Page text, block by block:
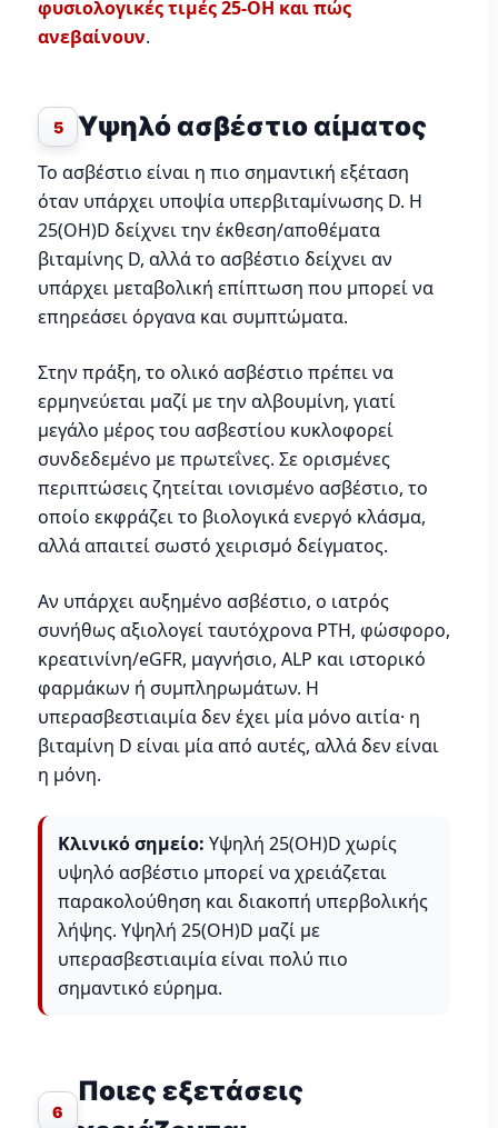
φυσιολογικές τιμές 25-OH και πώς
ανεβαίνουν.
5 Υψηλό ασβέστιο αίματος
Το ασβέστιο είναι η πιο σημαντική εξέταση
όταν υπάρχει υποψία υπερβιταμίνωσης D. Η
25(OH)D δείχνει την έκθεση/αποθέματα
βιταμίνης D, αλλά το ασβέστιο δείχνει αν
υπάρχει μεταβολική επίπτωση που μπορεί να
επηρεάσει όργανα και συμπτώματα.
Στην πράξη, το ολικό ασβέστιο πρέπει να
ερμηνεύεται μαζί με την αλβουμίνη, γιατί
μεγάλο μέρος του ασβεστίου κυκλοφορεί
συνδεδεμένο με πρωτεΐνες. Σε ορισμένες
περιπτώσεις ζητείται ιονισμένο ασβέστιο, το
οποίο εκφράζει το βιολογικά ενεργό κλάσμα,
αλλά απαιτεί σωστό χειρισμό δείγματος.
Αν υπάρχει αυξημένο ασβέστιο, ο ιατρός
συνήθως αξιολογεί ταυτόχρονα PTH, φώσφορο,
κρεατινίνη/eGFR, μαγνήσιο, ALP και ιστορικό
φαρμάκων ή συμπληρωμάτων. Η
υπερασβεστιαιμία δεν έχει μία μόνο αιτία· η
βιταμίνη D είναι μία από αυτές, αλλά δεν είναι
η μόνη.
Κλινικό σημείο: Υψηλή 25(OH)D χωρίς
υψηλό ασβέστιο μπορεί να χρειάζεται
παρακολούθηση και διακοπή υπερβολικής
λήψης. Υψηλή 25(OH)D μαζί με
υπερασβεστιαιμία είναι πολύ πιο
σημαντικό εύρημα.
6
Ποιες εξετάσεις